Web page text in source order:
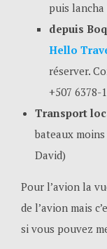
puis
depuis
Hello
réserver.
+507 6378-
Transport
bateaux
David)
Pour l’avion la
de l’avion mais
si vous pouvez